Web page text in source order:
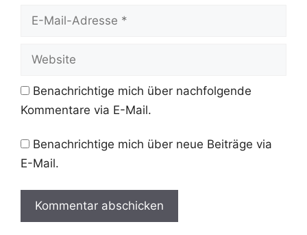
Mail-
Benachrichtige mich über nachfolgende
Kommentare via E-Mail.
Benachrichtige mich über neue Beiträge via
E-Mail.